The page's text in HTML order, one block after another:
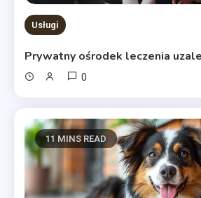
Usługi
Prywatny ośrodek leczenia
0
11 MINS READ